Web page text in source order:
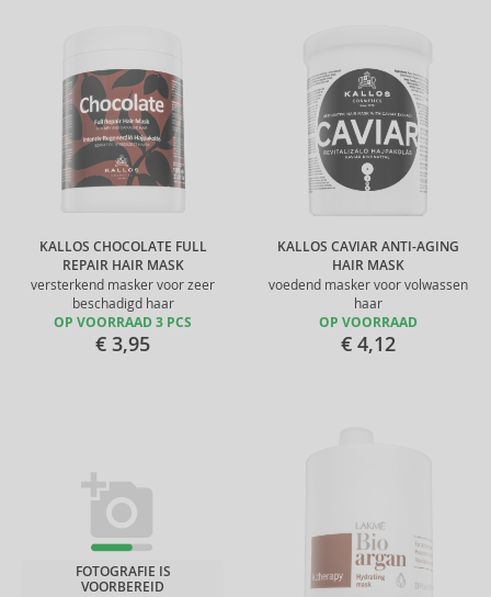
KALLOS CHOCOLATE FULL
REPAIR HAIR MASK
versterkend masker voor zeer
beschadigd haar
OP VOORRAAD 3 PCS
€ 3,95
KALLOS CAVIAR ANTI-AGING
HAIR MASK
voedend masker voor volwassen
haar
OP VOORRAAD
€ 4,12
FOTOGRAFIE IS
VOORBEREID